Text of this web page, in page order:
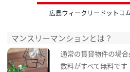
広島ウィークリードットコ
マンスリーマンションとは？
通常の賃貸物件の場
数料がすべて無料です